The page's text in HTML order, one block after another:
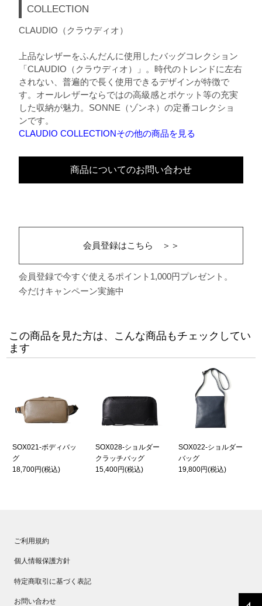
COLLECTION
CLAUDIO（クラウディオ）
上品なレザーをふんだんに使用したバッグコレクション
「CLAUDIO（クラウディオ）」。時代のトレンドに左右
されない、普遍的で長く使用できるデザインが特徴で
す。オールレザーならではの高級感とポケット等の充実
した収納が魅力。SONNE（ゾンネ）の定番コレクショ
ンです。
CLAUDIO COLLECTIONその他の商品を見る
商品についてのお問い合わせ
会員登録はこちら ＞＞
会員登録で今すぐ使えるポイント1,000円プレゼント。
今だけキャンペーン実施中
この商品を見た方は、こんな商品もチェックしてい
ます
SOX021-ボディバッ
グ
18,700円(税込)
SOX028-ショルダー
クラッチバッグ
15,400円(税込)
SOX022-ショルダー
バッグ
19,800円(税込)
ご利用規約
個人情報保護方針
特定商取引に基づく表記
お問い合わせ